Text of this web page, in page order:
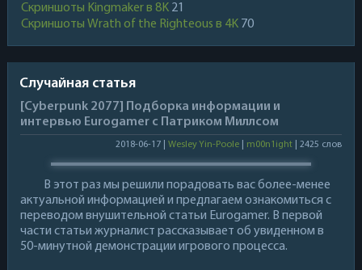
Скриншоты Kingmaker в 8K 21
Скриншоты Wrath of the Righteous в 4K 70
Случайная статья
[Cyberpunk 2077] Подборка информации и
интервью Eurogamer с Патриком Миллсом
2018-06-17 |Wesley Yin-Poole m00n1ight | 2425 слов
В этот раз мы решили порадовать вас более-менее
актуальной информацией и предлагаем ознакомиться с
переводом внушительной статьи Eurogamer. В первой
части статьи журналист рассказывает об увиденном в
50-минутной демонстрации игрового процесса.